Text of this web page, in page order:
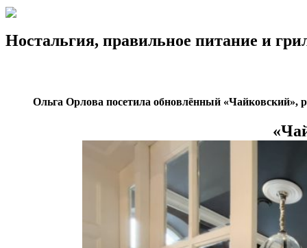
Ностальгия, правильное питание и
Ольга Орлова посетила обновлённый «Чайковский»,